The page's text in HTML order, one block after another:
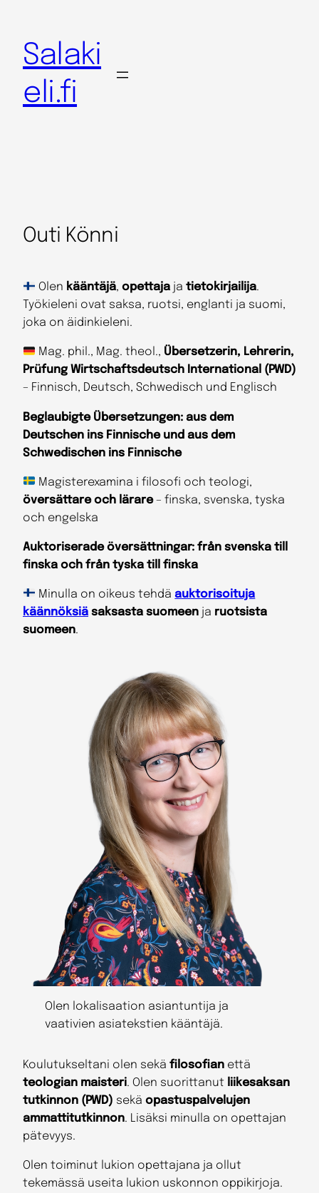
Salaki
eli.fi
Outi Könni
Olen kääntäjä,opettajajatietokirjailija.
Työkieleni ovat saksa, ruotsi, englanti ja suomi,
joka on äidinkieleni.
Mag. phil., Mag. theol., Übersetzerin, Lehrerin,
Prüfung Wirtschaftsdeutsch International (PWD)
– Finnisch, Deutsch, Schwedisch und Englisch
Beglaubigte Übersetzungen: aus dem
Deutschen ins Finnische und aus dem
Schwedischen ins Finnische
Magisterexamina i filosofi och teologi,
översättare och lärare– finska, svenska, tyska
och engelska
Auktoriserade översättningar: från svenska till
finska och från tyska till finska
Minulla on oikeus tehdä auktorisoituja
käännöksiäsaksasta suomeen ja ruotsista
suomeen.
Olen lokalisaation asiantuntija ja
vaativien asiatekstien kääntäjä.
Koulutukseltani olen sekä filosofian että
teologian maisteri. Olen suorittanut liikesaksan
tutkinnon (PWD) sekä opastuspalvelujen
ammattitutkinnon. Lisäksi minulla on opettajan
pätevyys.
Olen toiminut lukion opettajana ja ollut
tekemässä useita lukion uskonnon oppikirjoja.